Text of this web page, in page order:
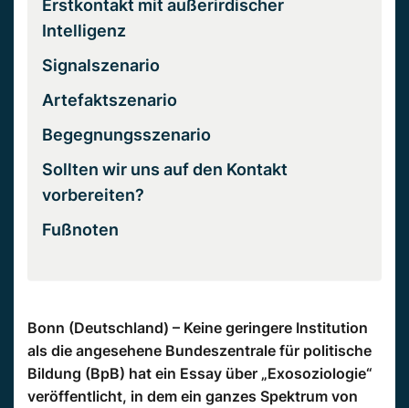
Erstkontakt mit außerirdischer
Intelligenz
Signalszenario
Artefaktszenario
Begegnungsszenario
Sollten wir uns auf den Kontakt
vorbereiten?
Fußnoten
Bonn (Deutschland) – Keine geringere Institution
als die angesehene Bundeszentrale für politische
Bildung (BpB) hat ein Essay über „Exosoziologie“
veröffentlicht, in dem ein ganzes Spektrum von